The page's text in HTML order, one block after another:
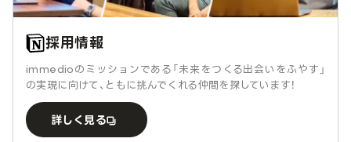
採用情報
immedioのミッションである「未来をつくる出会いをふやす」
の実現に向けて、ともに挑んでくれる仲間を探しています！
詳しく見る